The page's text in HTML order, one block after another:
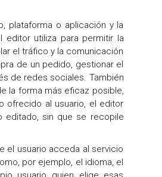
plataforma o aplicación y la
editor utiliza para permitir la
el tráfico y la comunicación
de un pedido, gestionar el
de redes sociales. También
la forma más eficaz posible,
ofrecido al usuario, el editor
editado, sin que se recopile
el usuario acceda al servicio
por ejemplo, el idioma, el